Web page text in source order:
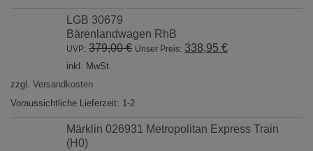
LGB 30679
Bärenlandwagen RhB
UVP: 379,00€ Ursprünglicher
Unser Preis: 338,95 €Aktueller
inkl. MwSt.
zzgl. Versandkosten
Voraussichtliche Lieferzeit: 1-2
Märklin 026931 Metropolitan Express Train
(H0)